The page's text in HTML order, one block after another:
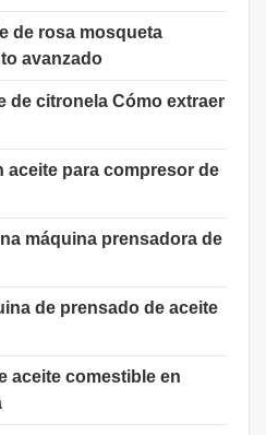
de rosa mosqueta
avanzado
de citronela Cómo extraer
aceite para compresor de
máquina prensadora de
de prensado de aceite
aceite comestible en